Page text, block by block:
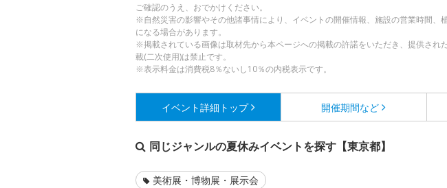
ご確認のうえ、おでかけください。
※自然災害の影響やその他諸事情により、イベントの開催情報、施設の営業時間、
になる場合があります。
※掲載されている画像は取材先から本ページへの掲載の許諾をいただき、提供され
載(二次使用)は禁止です。
※表示料金は消費税8％ないし10％の内税表示です。
イベント詳細 トップ 開催期間など
同じジャンルの夏休みイベントを探す【東京都】
美術展・博物展・展示会